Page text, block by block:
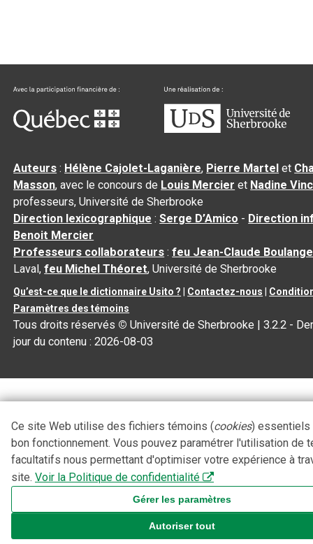
Auteurs : Hélène Cajolet-Laganière, Pierre Martel et
Masson, avec le concours de Louis Mercier et Nadine
professeurs, Université de Sherbrooke
Direction lexicographique :Serge D’Amico - Direction
Benoit Mercier
Professeurs collaborateurs :feu Jean-Claude
Laval,feu Michel Théoret, Université de Sherbrooke
Qu’est-ce que le dictionnaire Usito ? Contactez-nous
Paramètres des témoins
Tous droits réservés © Université de Sherbrooke |3.2.2 -
jour du contenu :2026-08-03
Ce site Web utilise des fichiers témoins (cookies) essentiels
bon fonctionnement. Vous pouvez paramétrer l'utilisation de
facultatifs nous permettant d'optimiser votre expérience à
site. Voir la Politique de confidentialité
Gérer les paramètres
Autoriser tout